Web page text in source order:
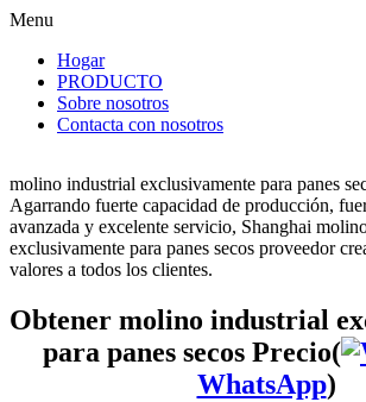
Menu
Hogar
PRODUCTO
Sobre nosotros
Contacta con nosotros
molino industrial exclusivamente para panes
Agarrando fuerte capacidad de producción,
avanzada y excelente servicio, Shanghai
exclusivamente para panes secos proveedor
valores a todos los clientes.
Obtener molino industrial
para panes secos Precio(
WhatsApp)